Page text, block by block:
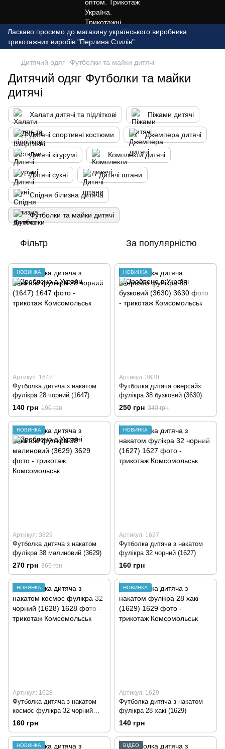
Ласкаво просимо до магазину українського виробника
трикотажних виробів "Перлина Стилів"
Дитячий одяг Футболки та майки дитячі
Дитячий одяг Футболки та майки
дитячі
Халати дитячі та підліткові Піжами дитячі
Дитячі спортивні костюми Джемпера дитячі
Дитячі кігурумі Комплекти дитячі
Дитячі сукні Дитячі штани
Спідня білизна дитяча
Футболки та майки дитячі
Фільтр За популярністю
НОВИНКА
Артикул: 1647
Футболка дитяча з накатом
фулікра 28 чорний (1647)
140 грн 190 грн
НОВИНКА
Артикул: 3630
Футболка дитяча оверсайз
фулікра 38 бузковий (3630)
250 грн 340 грн
НОВИНКА
Артикул: 3629
Футболка дитяча з накатом
фулікра 38 малиновий (3629)
270 грн 365 грн
НОВИНКА
Артикул: 1627
Футболка дитяча з накатом
фулікра 32 чорний (1627)
160 грн
НОВИНКА
Артикул: 1628
Футболка дитяча з накатом
космос фулікра 32 чорний
(1628)
160 грн
НОВИНКА
Артикул: 1629
Футболка дитяча з накатом
фулікра 28 хакі (1629)
140 грн
НОВИНКА ВІДЕО